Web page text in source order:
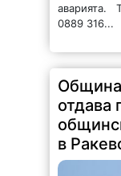
аварията.
0889 316...
отдава
в